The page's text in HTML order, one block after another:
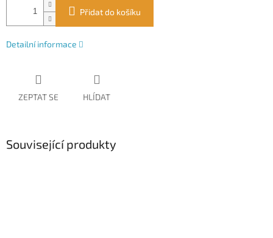
Přidat do košíku
Detailní informace
ZEPTAT SE HLÍDAT
Související produkty